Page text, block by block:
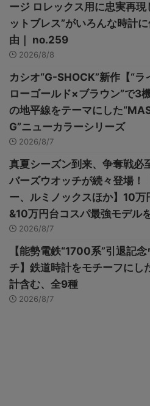
ージ ロレックス用に忠実再現
ットブレス”がいろんな時計
由｜ no.259
2026/8/8
カシオ“G-SHOCK”新作【“ラ
ローゴールド×ブラウン”で3
の地平線をテーマにした
G”ニューカラーシリーズ
2026/8/7
真夏シーズン到来、争奪戦必
バーズウオッチが続々登場！
ー、ルミノックスほか】10万
&10万円台コスパ最強モデル
2026/8/7
【能勢電鉄“1700系”引退記念
チ】鉄道時計をモチーフにし
計含む、全9種
2026/8/7